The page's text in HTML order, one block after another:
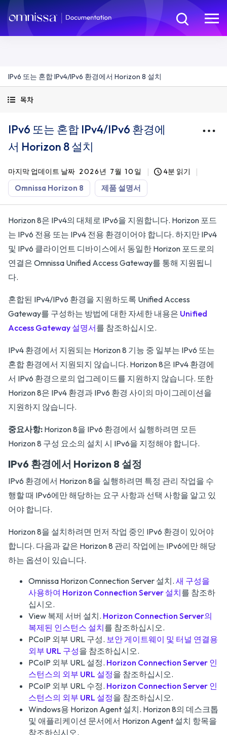
IPv6 또는 혼합 IPv4/IPv6 환경에서 Horizon 8 설치
목차
IPv6 또는 혼합 IPv4/IPv6 환경에
서 Horizon 8 설치
마지막 업데이트 날짜 2026년 7월 10일 4분 읽기
Omnissa Horizon 8 제품 설명서
Horizon 8은 IPv4의 대체로 IPv6을 지원합니다. Horizon 포드
는 IPv6 전용 또는 IPv4 전용 환경이어야 합니다. 하지만 IPv4
및 IPv6 클라이언트 디바이스에서 동일한 Horizon 포드로의
연결은 Omnissa Unified Access Gateway를 통해 지원됩니
다.
혼합된 IPv4/IPv6 환경을 지원하도록 Unified Access
Gateway를 구성하는 방법에 대한 자세한 내용은 Unified
Access Gateway 설명서를 참조하십시오.
IPv4 환경에서 지원되는 Horizon 8 기능 중 일부는 IPv6 또는
혼합 환경에서 지원되지 않습니다. Horizon 8은 IPv4 환경에
서 IPv6 환경으로의 업그레이드를 지원하지 않습니다. 또한
Horizon 8은 IPv4 환경과 IPv6 환경 사이의 마이그레이션을
지원하지 않습니다.
중요사항: Horizon 8을 IPv6 환경에서 실행하려면 모든
Horizon 8 구성 요소의 설치 시 IPv6을 지정해야 합니다.
IPv6 환경에서 Horizon 8 설정
IPv6 환경에서 Horizon 8을 실행하려면 특정 관리 작업을 수
행할 때 IPv6에만 해당하는 요구 사항과 선택 사항을 알고 있
어야 합니다.
Horizon 8을 설치하려면 먼저 작업 중인 IPv6 환경이 있어야
합니다. 다음과 같은 Horizon 8 관리 작업에는 IPv6에만 해당
하는 옵션이 있습니다.
Omnissa Horizon Connection Server 설치. 새 구성을
사용하여 Horizon Connection Server 설치를 참조하
십시오.
View 복제 서버 설치. Horizon Connection Server의
복제된 인스턴스 설치를 참조하십시오.
PCoIP 외부 URL 구성. 보안 게이트웨이 및 터널 연결용
외부 URL 구성을 참조하십시오.
PCoIP 외부 URL 설정. Horizon Connection Server 인
스턴스의 외부 URL 설정을 참조하십시오.
PCoIP 외부 URL 수정. Horizon Connection Server 인
스턴스의 외부 URL 설정을 참조하십시오.
Windows용 Horizon Agent 설치. Horizon 8의 데스크톱
및 애플리케이션 문서에서 Horizon Agent 설치 항목을
참조하십시오.